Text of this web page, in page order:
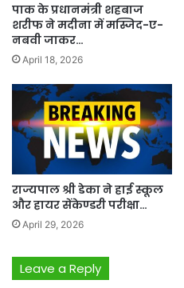
पाक के प्रधानमंत्री शहबाज
शरीफ ने मदीना में मस्जिद-ए-
नबवी जाकर…
April 18, 2026
राज्यपाल श्री डेका ने हाई स्कूल
और हायर सेंकेण्डरी परीक्षा…
April 29, 2026
Leave a Reply